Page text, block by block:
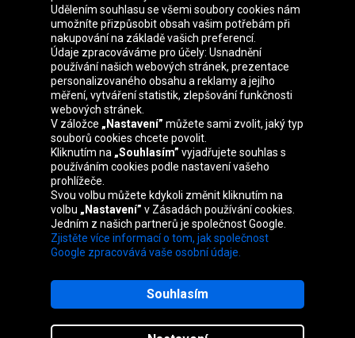
Skupina Oponeo
Belgique Deutschland Éire España
France Italia Magyarország Nederland
Österreich Polska
Slovenská
republika
United
Kingdom
Mapa webu
Udělením souhlasu se všemi soubory cookies nám
umožníte přizpůsobit obsah vašim potřebám při
nakupování na základě vašich preferencí.
Údaje zpracováváme pro účely: Usnadnění
používání našich webových stránek, prezentace
personalizovaného obsahu a reklamy a jejího
měření, vytváření statistik, zlepšování funkčnosti
webových stránek.
V záložce „Nastavení” můžete sami zvolit, jaký typ
souborů cookies chcete povolit.
Kliknutím na „Souhlasím” vyjadřujete souhlas s
používáním cookies podle nastavení vašeho
prohlížeče.
Svou volbu můžete kdykoli změnit kliknutím na
volbu „Nastavení” v Zásadách používání cookies.
Jedním z našich partnerů je společnost Google.
Zjistěte více informací o tom, jak společnost
Google zpracovává vaše osobní údaje.
Souhlasím